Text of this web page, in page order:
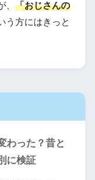
「おじさんの
う方にはきっと
わった？昔と
に検証